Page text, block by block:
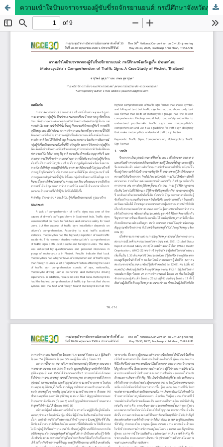
ความเข้าใจป้ายจราจรของผู้ขับขี่รถจักรยานยนต์: กรณีศึกษาจังหวัดภูเก็ต ประเทศไทย